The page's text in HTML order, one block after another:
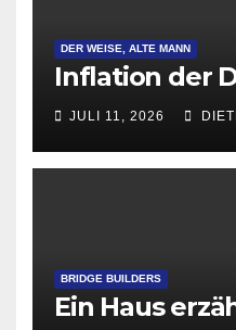
DER WEISE, ALTE MANN
Inflation der
JULI 11, 2026
BRIDGE BUILDERS
Ein Haus